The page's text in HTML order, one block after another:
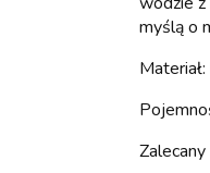
myślą o